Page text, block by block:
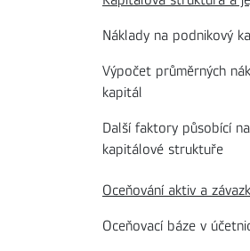
Náklady na podnikový
Výpočet průměrných
kapitál
Další faktory působící
kapitálové struktuře
Oceňování aktiv a
Oceňovací báze v